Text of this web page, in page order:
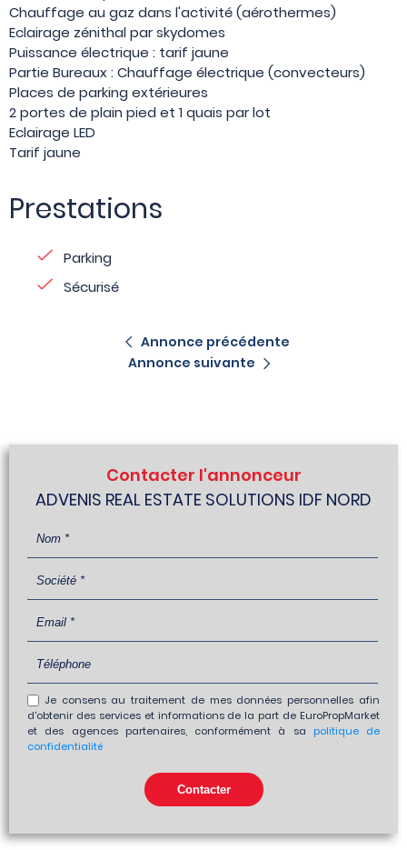
Chauffage au gaz dans l'activité (aérothermes)
Eclairage zénithal par skydomes
Puissance électrique : tarif jaune
Partie Bureaux : Chauffage électrique (convecteurs)
Places de parking extérieures
2 portes de plain pied et 1 quais par lot
Eclairage LED
Tarif jaune
Prestations
Parking
Sécurisé
Annonce précédente
Annonce suivante
Contacter l'annonceur
ADVENIS REAL ESTATE SOLUTIONS IDF NORD
Je consens au traitement de mes données personnelles afin
d'obtenir des services et informations de la part de EuroPropMarket
et des agences partenaires, conformément à sa politique de
confidentialité